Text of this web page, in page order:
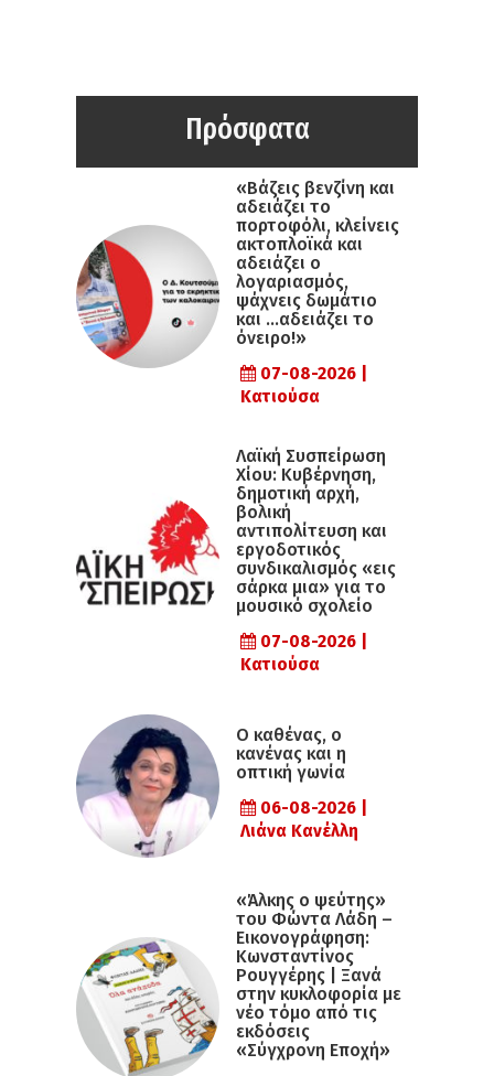
Πρόσφατα
«Βάζεις βενζίνη και
αδειάζει το
πορτοφόλι, κλείνεις
ακτοπλοϊκά και
αδειάζει ο
λογαριασμός,
ψάχνεις δωμάτιο
και …αδειάζει το
όνειρο!»
07-08-2026 |
Κατιούσα
Λαϊκή Συσπείρωση
Χίου: Κυβέρνηση,
δημοτική αρχή,
βολική
αντιπολίτευση και
εργοδοτικός
συνδικαλισμός «εις
σάρκα μια» για το
μουσικό σχολείο
07-08-2026 |
Κατιούσα
Ο καθένας, ο
κανένας και η
οπτική γωνία
06-08-2026 |
Λιάνα Κανέλλη
«Άλκης ο ψεύτης»
του Φώντα Λάδη –
Εικονογράφηση:
Κωνσταντίνος
Ρουγγέρης | Ξανά
στην κυκλοφορία με
νέο τόμο από τις
εκδόσεις
«Σύγχρονη Εποχή»